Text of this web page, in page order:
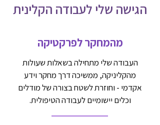
הגישה שלי לעבודה הקלינית
מהמחקר לפרקטיקה
העבודה שלי מתחילה בשאלות שעולות
מהקליניקה, ממשיכה דרך מחקר וידע
אקדמי - וחוזרת לשטח בצורה של מודלים
וכלים יישומיים לעבודה הטיפולית.